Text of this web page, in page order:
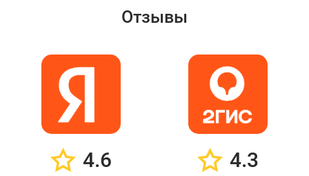
Отзывы
4.6 4.3